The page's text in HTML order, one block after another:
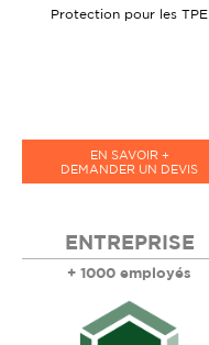
Protection pour les TPE
EN SAVOIR +
DEMANDER UN DEVIS
ENTREPRISE
+ 1000 employés